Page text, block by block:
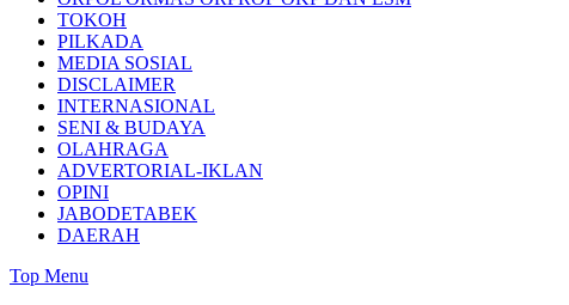
TOKOH
PILKADA
MEDIA SOSIAL
DISCLAIMER
INTERNASIONAL
SENI & BUDAYA
OLAHRAGA
ADVERTORIAL-IKLAN
OPINI
JABODETABEK
DAERAH
Top Menu